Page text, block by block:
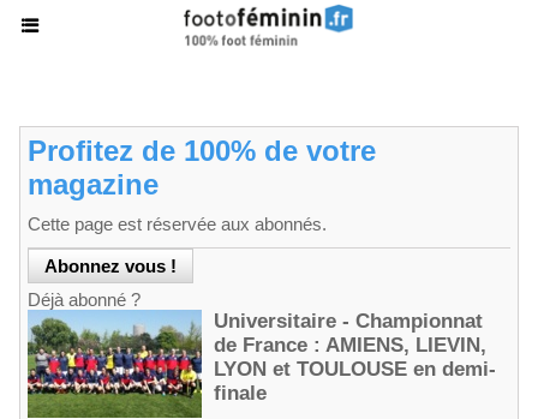
Profitez de 100% de votre
magazine
Cette page est réservée aux abonnés.
Déjà abonné ?
Universitaire - Championnat
de France : AMIENS, LIEVIN,
LYON et TOULOUSE en demi-
finale